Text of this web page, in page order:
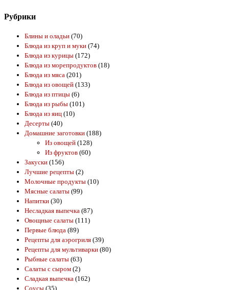
Рубрики
Блины и оладьи (70)
Блюда из круп и муки (74)
Блюда из курицы (172)
Блюда из морепродуктов (18)
Блюда из мяса (201)
Блюда из овощей (133)
Блюда из птицы (6)
Блюда из рыбы (101)
Блюда из яиц (10)
Десерты (40)
Домашние заготовки (188)
Из овощей (128)
Из фруктов (60)
Закуски (156)
Лучшие рецепты (2)
Молочные продукты (10)
Мясные салаты (99)
Напитки (30)
Несладкая выпечка (87)
Овощные салаты (111)
Первые блюда (89)
Рецепты для аэрогриля (39)
Рецепты для мультиварки (80)
Рыбные салаты (63)
Салаты с сыром (2)
Сладкая выпечка (162)
Соусы (35)